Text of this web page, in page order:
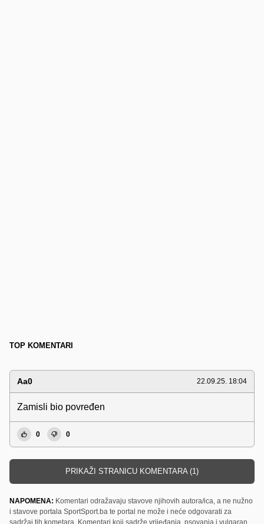
TOP KOMENTARI
Aa0 22.09.25. 18:04
Zamisli bio povređen
0 0
PRIKAŽI STRANICU KOMENTARA (1)
NAPOMENA: Komentari odražavaju stavove njihovih autora/ica, a ne nužno
i stavove portala SportSport.ba te portal ne može i neće odgovarati za
sadržaj tih kometara. Komentari koji sadrže vrijeđanja, psovanja i vulgaran